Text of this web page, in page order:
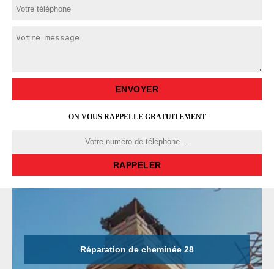
ON VOUS RAPPELLE GRATUITEMENT
Réparation de cheminée 28